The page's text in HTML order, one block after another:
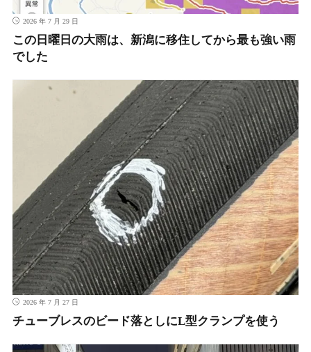
2026 年 7 月 29 日
この日曜日の大雨は、新潟に移住してから最も強い雨
でした
2026 年 7 月 27 日
チューブレスのビード落としにL型クランプを使う